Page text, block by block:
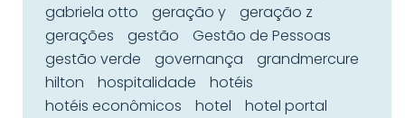
gabriela otto
geração y
geração z
gerações
gestão
Gestão de Pessoas
gestão verde
governança
grandmercure
hilton
hospitalidade
hotéis
hotéis econômicos
hotel
hotel portal